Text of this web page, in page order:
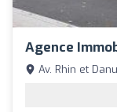
Agence
Av. Rhin et